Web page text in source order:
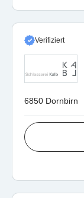
Verifiziert
6850 Dornbirn